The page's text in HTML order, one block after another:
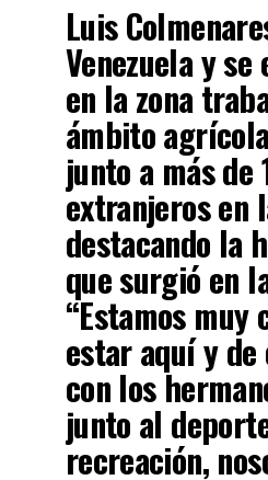
Luis
Venezuela y
en la zona
ámbito
junto a más de
extranjeros en
destacando la
que surgió en
“Estamos muy
estar aquí y
con los
junto al
recreación,